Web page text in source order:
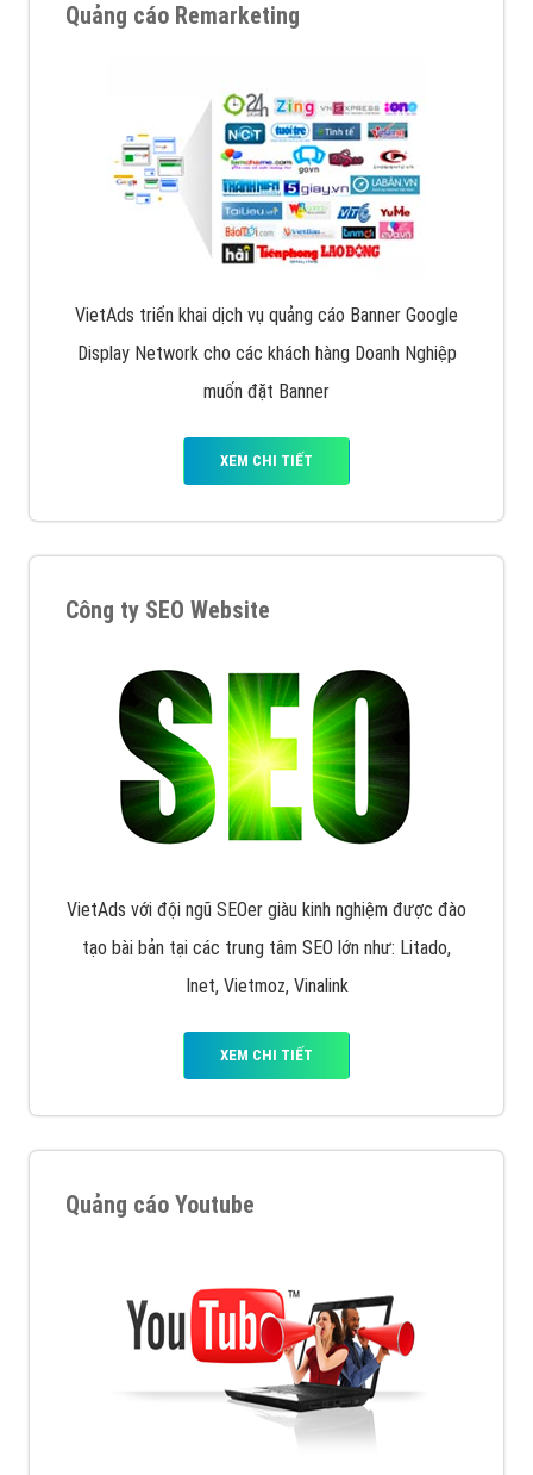
Quảng cáo Remarketing
VietAds triển khai dịch vụ quảng cáo Banner Google
Display Network cho các khách hàng Doanh Nghiệp
muốn đặt Banner
XEM CHI TIẾT
Công ty SEO Website
VietAds với đội ngũ SEOer giàu kinh nghiệm được đào
tạo bài bản tại các trung tâm SEO lớn như: Litado,
Inet, Vietmoz, Vinalink
XEM CHI TIẾT
Quảng cáo Youtube